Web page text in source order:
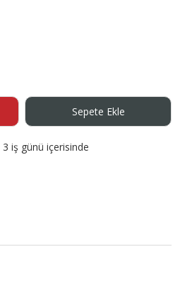
Sepete Ekle
3 iş günü içerisinde